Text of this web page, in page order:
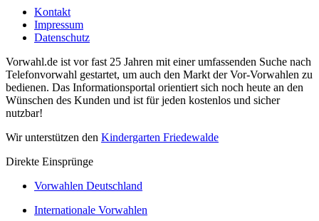
Kontakt
Impressum
Datenschutz
Vorwahl.de ist vor fast 25 Jahren mit einer umfassenden Suche nach
Telefonvorwahl gestartet, um auch den Markt der Vor-Vorwahlen zu
bedienen. Das Informationsportal orientiert sich noch heute an den
Wünschen des Kunden und ist für jeden kostenlos und sicher
nutzbar!
Wir unterstützen den Kindergarten Friedewalde
Direkte Einsprünge
Vorwahlen Deutschland
Internationale Vorwahlen